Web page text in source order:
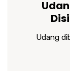
Udang